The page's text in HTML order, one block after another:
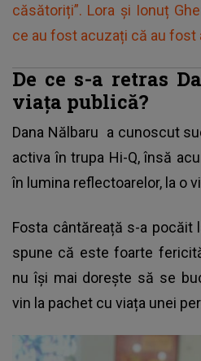
căsătoriți”. Lora și Ionuț
ce au fost acuzați că au fost
De ce s-a retras
viața publică?
Dana Nălbaru a cunoscut
activa în trupa Hi-Q, însă
în lumina reflectoarelor, la o
Fosta cântăreață s-a pocăit
spune că este foarte
nu își mai dorește să se
vin la pachet cu viața unei